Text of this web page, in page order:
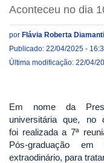
Aconteceu no dia
por Flávia Roberta
Publicado: 22/04/2025 -
Última modificação: 22/04/
Em nome da
universitária que, no
foi realizada a 7ª
Pós-graduação
extraodinário, para